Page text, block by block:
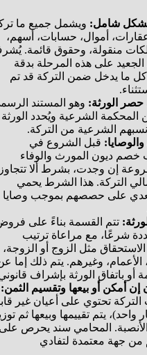
شامل: ويشمل جميع ما
أموال، حسابات، أسهم،
منقولة، وحقوق قائمة.
على هذه المرحلة بدقة
كل ما يدخل ضمن التركة قد تم
الورثة: وهو المستند
المحكمة الشرعية ويُحدد الورثة
الشرعية من التركة.
قبل الشروع في
خصم ديون المورث والوفاء
إن وجدت، بشرط ألا تتجاوز
التركة. هذا الشرط يحمي
على حصصهم بموجب وصايا
تتم القسمة بناءً على
شرعًا، مع مراعاة ترتيب
الاستحقاق مثل الزوج أو الزوجة،
الأعمام، وغيرهم. يتم ذلك إما
أو باتفاق الورثة بإشراف
إن أمكن أو بيعها وتقسيم الثمن:
تحتوي على أعيان غير
يتم تقييمها وبيعها ثم
المحامي سند يحرص على
من جهة معتمدة لتفادي